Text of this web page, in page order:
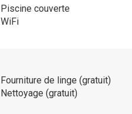
Piscine couverte
WiFi
Fourniture de linge (gratuit)
Nettoyage (gratuit)